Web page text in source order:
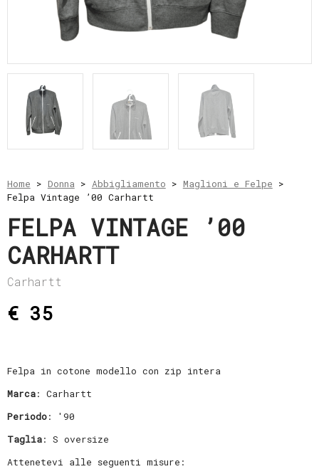
Metodi
pagamento
Privacy
Policy
Il
Home > Donna > Abbigliamento > Maglioni e Felpe >
Felpa Vintage ’00 Carhartt
FELPA VINTAGE ’00
CARHARTT
Carhartt
€ 35
Felpa in cotone modello con zip intera
Marca: Carhartt
Periodo: '90
Taglia: S oversize
Attenetevi alle seguenti misure: